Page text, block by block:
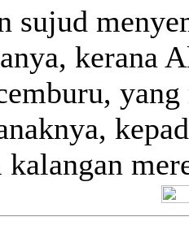
sujud
kerana
yang
kalangan